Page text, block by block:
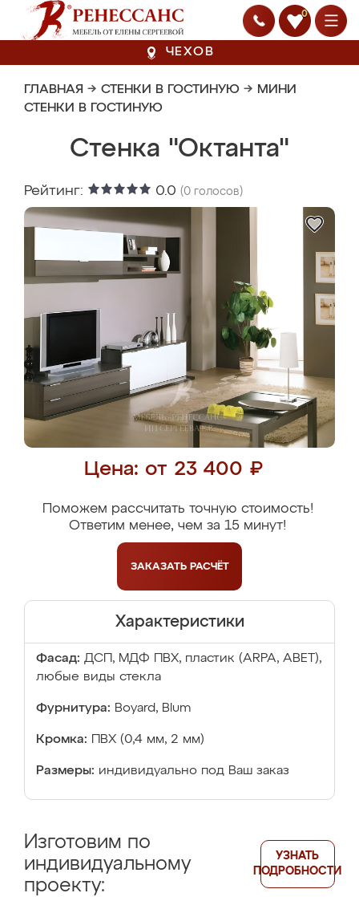
0
ЧЕХОВ
ГЛАВНАЯ → СТЕНКИ В ГОСТИНУЮ → МИНИ
СТЕНКИ В ГОСТИНУЮ
Стенка "Октанта"
Рейтинг: 0.0 (0 голосов)
Цена: от 23 400 ₽
Поможем рассчитать точную стоимость!
Ответим менее, чем за 15 минут!
ЗАКАЗАТЬ РАСЧЁТ
Характеристики
Фасад: ДСП, МДФ ПВХ, пластик (ARPA, ABET),
любые виды стекла
Фурнитура: Boyard, Blum
Кромка: ПВХ (0,4 мм, 2 мм)
Размеры: индивидуально под Ваш заказ
Изготовим по
индивидуальному
проекту:
УЗНАТЬ
ПОДРОБНОСТИ